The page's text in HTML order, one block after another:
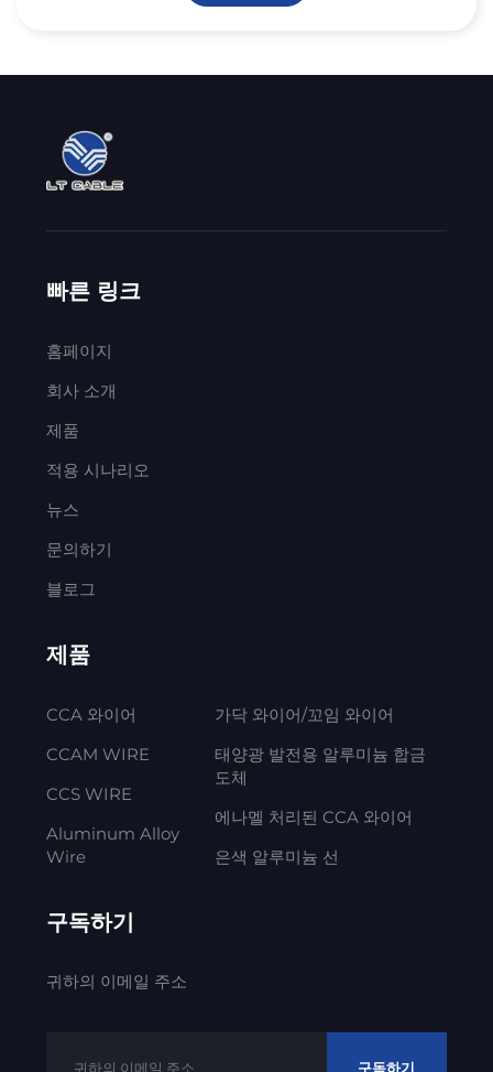
빠른 링크
홈페이지
회사 소개
제품
적용 시나리오
뉴스
문의하기
블로그
제품
CCA 와이어
CCAM WIRE
CCS WIRE
Aluminum Alloy
Wire
가닥 와이어/꼬임 와이어
태양광 발전용 알루미늄 합금
도체
에나멜 처리된 CCA 와이어
은색 알루미늄 선
구독하기
귀하의 이메일 주소
구독하기